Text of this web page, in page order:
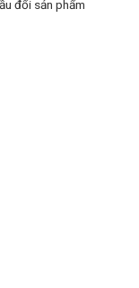
đổi sản phẩm